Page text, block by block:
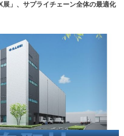
展」、サプライチェーン全体の最適化